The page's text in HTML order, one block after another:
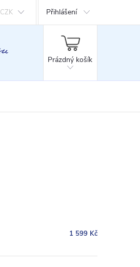
CZK Přihlášení
NÁKUPNÍ
Prázdný košík
1 599 Kč